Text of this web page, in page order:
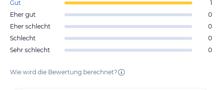
Gut
1
Eher gut
0
Eher schlecht
0
Schlecht
0
Sehr schlecht
0
Wie wird die Bewertung berechnet?